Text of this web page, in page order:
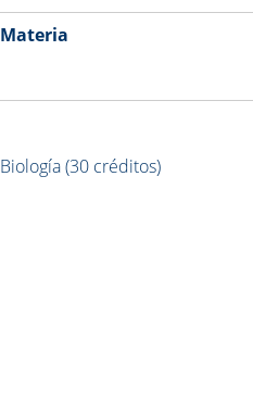
Materia
Biología (30 créditos)